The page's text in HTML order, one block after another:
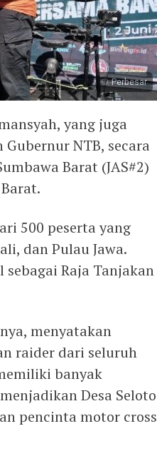
Perbesar
yang juga
NTB, secara
Barat (JAS#2)
500 peserta yang
dan Pulau Jawa.
Raja Tanjakan
menyatakan
raider dari seluruh
banyak
Desa Seloto
pencinta motor cross